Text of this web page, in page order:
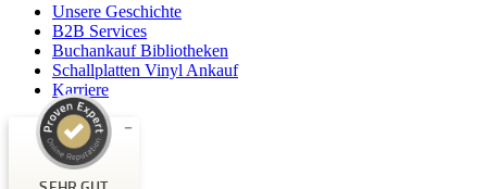
Unsere Geschichte
B2B Services
Buchankauf Bibliotheken
Schallplatten Vinyl Ankauf
Karriere
Kundenbewertungen und Erfahrungen zu